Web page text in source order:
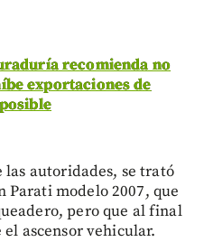
recomienda no
exportaciones de
autoridades, se trató
Parati modelo 2007, que
pero que al final
ascensor vehicular.